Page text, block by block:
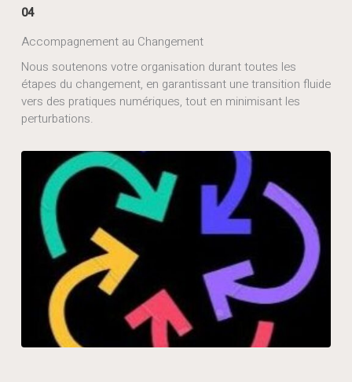
04
Accompagnement au Changement
Nous soutenons votre organisation durant toutes les
étapes du changement, en garantissant une transition fluide
vers des pratiques numériques, tout en minimisant les
perturbations.